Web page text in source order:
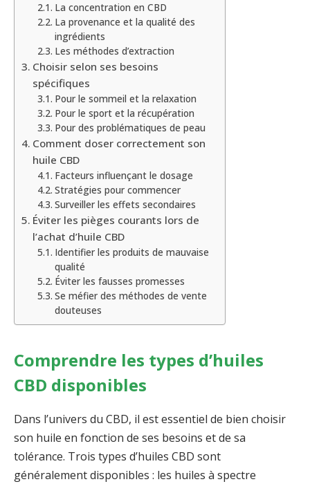
La concentration en CBD
La provenance et la qualité des
ingrédients
Les méthodes d’extraction
Choisir selon ses besoins
spécifiques
Pour le sommeil et la relaxation
Pour le sport et la récupération
Pour des problématiques de peau
Comment doser correctement son
huile CBD
Facteurs influençant le dosage
Stratégies pour commencer
Surveiller les effets secondaires
Éviter les pièges courants lors de
l’achat d’huile CBD
Identifier les produits de mauvaise
qualité
Éviter les fausses promesses
Se méfier des méthodes de vente
douteuses
Comprendre les types d’huiles
CBD disponibles
Dans l’univers du CBD, il est essentiel de bien choisir
son huile en fonction de ses besoins et de sa
tolérance. Trois types d’huiles CBD sont
généralement disponibles : les huiles à spectre